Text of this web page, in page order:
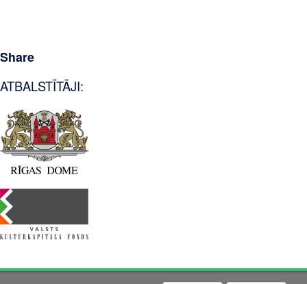
Share
ATBALSTĪTĀJI: